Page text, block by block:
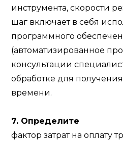
инструмента, скорости
шаг включает в себя
программного
(автоматизированное
консультации
обработке для
времени.
7. Определите
фактор затрат на оплату